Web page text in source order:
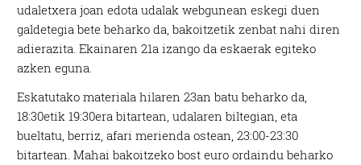
udaletxera joan edota udalak webgunean eskegi duen
galdetegia bete beharko da, bakoitzetik zenbat nahi diren
adierazita. Ekainaren 21a izango da eskaerak egiteko
azken eguna.
Eskatutako materiala hilaren 23an batu beharko da,
18:30etik 19:30era bitartean, udalaren biltegian, eta
bueltatu, berriz, afari merienda ostean, 23:00-23:30
bitartean. Mahai bakoitzeko bost euro ordaindu beharko